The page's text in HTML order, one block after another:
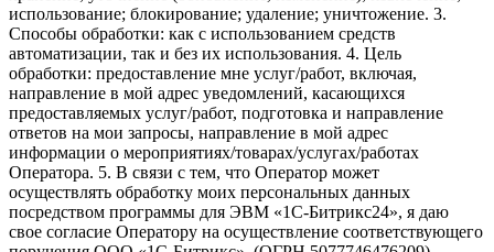
использование; блокирование; удаление; уничтожение. 3.
Способы обработки: как с использованием средств
автоматизации, так и без их использования. 4. Цель
обработки: предоставление мне услуг/работ, включая,
направление в мой адрес уведомлений, касающихся
предоставляемых услуг/работ, подготовка и направление
ответов на мои запросы, направление в мой адрес
информации о мероприятиях/товарах/услугах/работах
Оператора. 5. В связи с тем, что Оператор может
осуществлять обработку моих персональных данных
посредством программы для ЭВМ «1С-Битрикс24», я даю
свое согласие Оператору на осуществление соответствующего